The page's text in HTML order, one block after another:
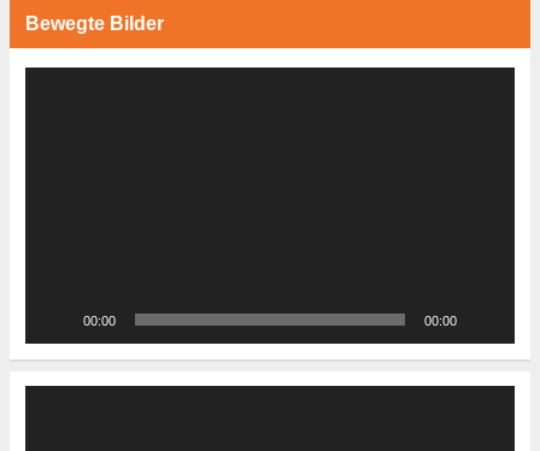
Bewegte Bilder
00:00 00:00